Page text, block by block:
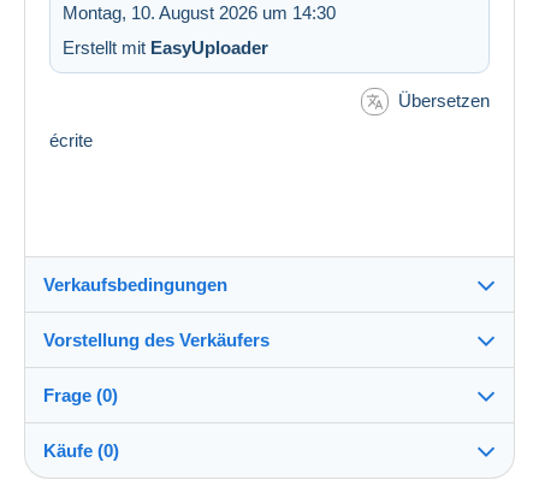
Montag, 10. August 2026 um 14:30
Erstellt mit EasyUploader
Übersetzen
écrite
Verkaufsbedingungen
Versand nach:
Die Liste der Länder einsehen
Direkte Übergabe:
Ja
Vorstellung des Verkäufers
papillon1502100%(28403x)
Frage (0)
Käufe (0)